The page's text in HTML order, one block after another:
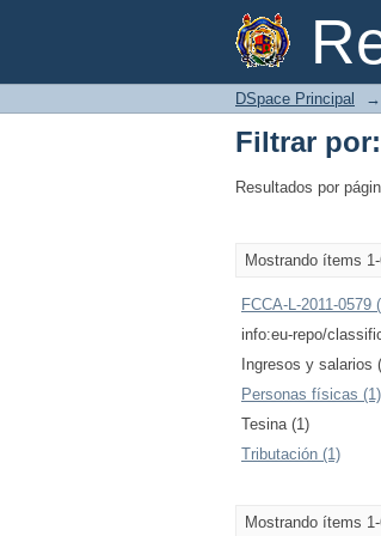
Filtrar por:
DSpace Principal →
Filtrar
Resultados por
Mostrando ítems
FCCA-L-2011-0579
info:eu-repo/
Ingresos y salarios
Personas físicas (1)
Tesina (1)
Tributación (1)
Mostrando ítems